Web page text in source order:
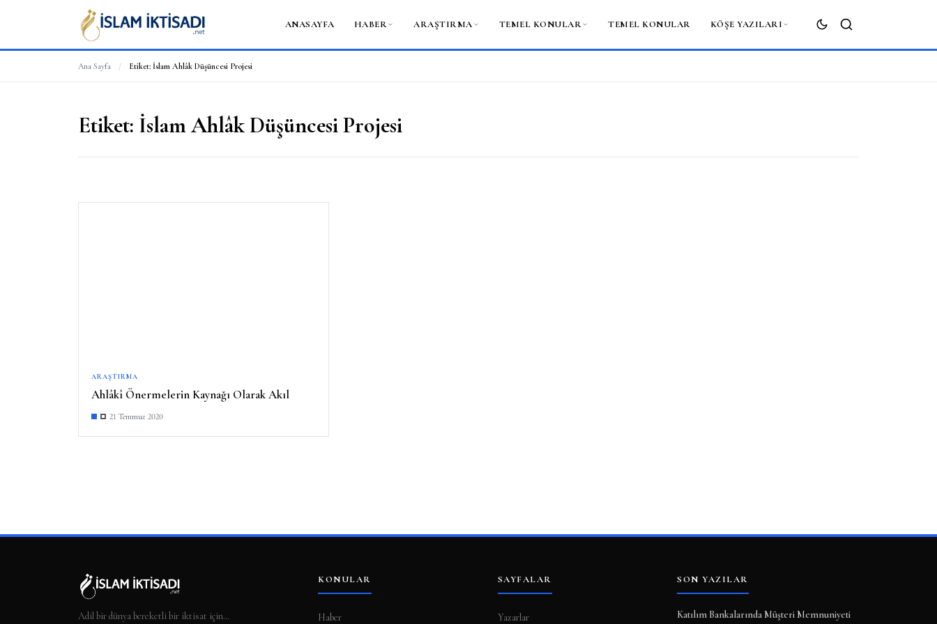
ANASAYFA HABER ARAŞTIRMA TEMEL KONULAR TEMEL KONULAR KÖŞE YAZILARI
ARA
Ana Sayfa / Etiket: İslam Ahlâk Düşüncesi Projesi
Etiket: İslam Ahlâk Düşüncesi Projesi
ARAŞTIRMA
Ahlâkî Önermelerin Kaynağı Olarak Akıl
21 Temmuz 2020
Adil bir dünya bereketli bir iktisat için…
KONULAR
Haber
SAYFALAR
Yazarlar
SON YAZILAR
Katılım Bankalarında Müşteri Memnuniyeti